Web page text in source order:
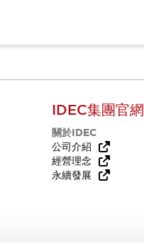
IDEC集團官網
關於IDEC
公司介紹
經營理念
永續發展